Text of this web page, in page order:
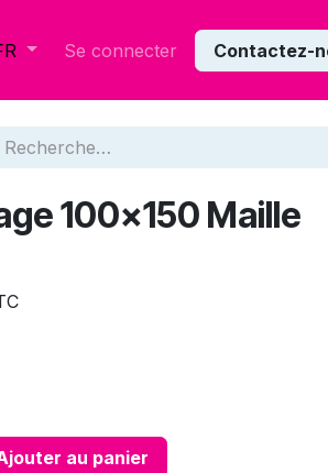
Se connecter Contactez-
100x150 Maille
au panier